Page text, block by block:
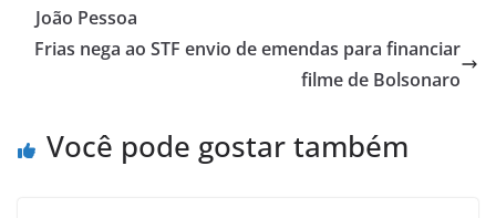
João Pessoa
Frias nega ao STF envio de emendas para financiar
filme de Bolsonaro
Você pode gostar também